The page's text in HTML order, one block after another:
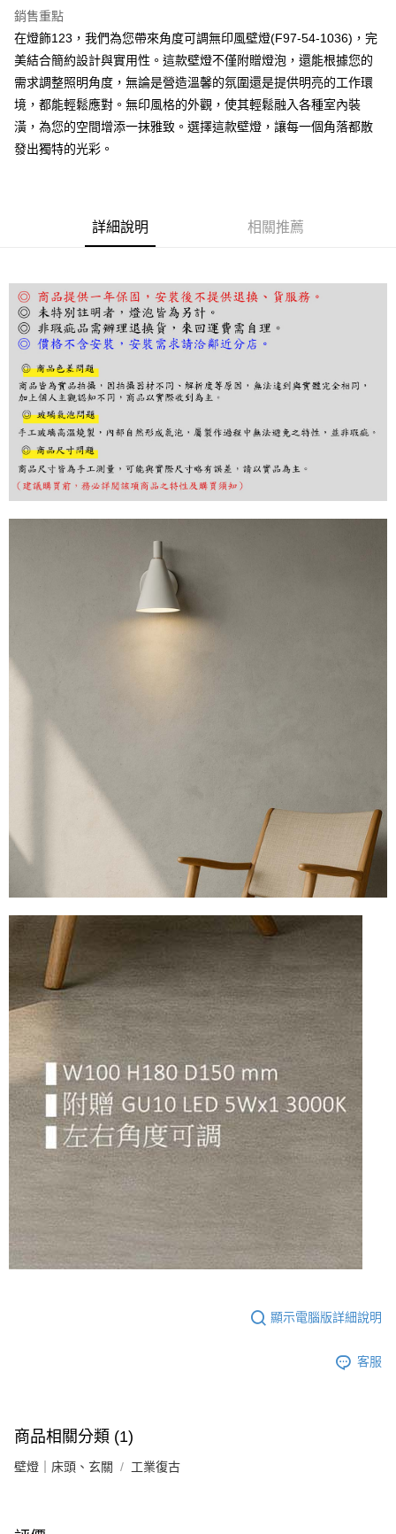
悠遊付
Google Pay
全盈+PAY
AFTEE先享後付
相關說明
【關於「AFTEE先享後付」】
３．安心：先確認商品／服務後，再付款。
結帳頁面，進行簡訊認證並確認金額後，即可完成結帳。
２．訂單成立數日內，您將收到繳費通知簡訊。
３．收到繳費通知簡訊後14天內，點擊此簡訊中的連結，可透過四大超商／
ATM／網路銀行／等多元方式進行付款，方視為交易完成。
購買商品的店家。未經商家同意取消之訂單仍視為有效，需透過AFTEE先享
後付繳納相關費用。
※ 交易是否成功請以「AFTEE先享後付 」之結帳頁面顯示為準，若有關於
是否繳費成功／繳費後需取消欲退款等相關疑問，請聯繫「AFTEE先享後付
客戶支援中心」 https://netprotections.freshdesk.com/support/home
【注意事項】
１．透過由恩沛科技股份有限公司提供之「AFTEE先享後付」服務完成之交
易，需依本服務之必要範圍內提供個人資料，並將交易相關給付款項請求債
３．未成年的使用者請事先徵得法定代理人或監護人之同意方可使用
「AFTEE先享後付」，若未經同意申辦者引起之損失，本公司不負相關責
４．使用「AFTEE先享後付」時，將依據個別帳號之用戶狀況，依本公司即
時審查核予不同之上限額度；若仍有額度不足之情形，本公司將視審查結果
銷售重點
在燈飾123，我們為您帶來角度可調無印風壁燈(F97-54-1036)，完
美結合簡約設計與實用性。這款壁燈不僅附贈燈泡，還能根據您的
需求調整照明角度，無論是營造溫馨的氛圍還是提供明亮的工作環
境，都能輕鬆應對。無印風格的外觀，使其輕鬆融入各種室內裝
潢，為您的空間增添一抹雅致。選擇這款壁燈，讓每一個角落都散
發出獨特的光彩。
詳細說明 相關推薦
顯示電腦版詳細說明
客服
商品相關分類 (1)
壁燈｜床頭、玄關 工業復古